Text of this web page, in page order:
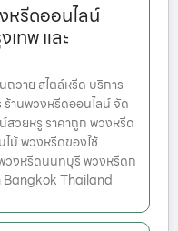
หรีดออนไลน์
ทพ และ
วาย สไตล์หรีด บริการ
านพวงหรีดออนไลน์ จัด
สวยหรู ราคาถูก พวงหรีด
ม้ พวงหรีดของใช้
วงหรีดนนทบุรี พวงหรีดก
Thailand